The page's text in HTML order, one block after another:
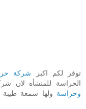
توفر لكم اكبر شركة
الحراسة للمنشأه لان
وحراسة ولها سمعة